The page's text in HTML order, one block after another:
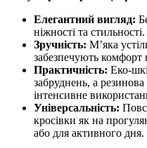
Елегантний вигляд:
ніжності та стильності.
Зручність: М’яка
забезпечують
Практичність: Еко-
забруднень, а
інтенсивне
Універсальність:
кросівки як на
або для активного дня.